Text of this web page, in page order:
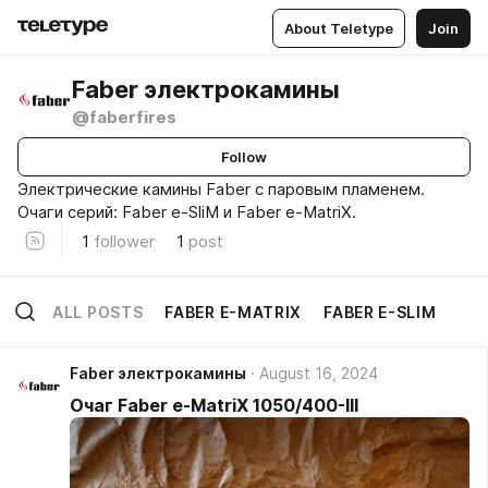
About Teletype Join
Faber электрокамины
@faberfires
Follow
Электрические камины Faber c паровым пламенем.
Очаги серий: Faber e-SliM и Faber e-MatriX.
1 follower 1 post
ALL POSTS FABER E-MATRIX FABER E-SLIM
Faber электрокамины August 16, 2024
Очаг Faber e-MatriX 1050/400-III